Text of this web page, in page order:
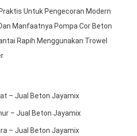
Untuk Pengecoran Modern
Manfaatnya Pompa Cor Beton
Rapih Menggunakan Trowel
– Jual Beton Jayamix
– Jual Beton Jayamix
– Jual Beton Jayamix